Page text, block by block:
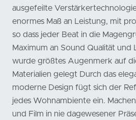
ausgefeilte
enormes Maß an Leistung, mit
so dass jeder Beat in die
Maximum an Sound Qualität und
wurde größtes Augenmerk auf
Materialien gelegt Durch das
moderne Design fügt sich der
jedes Wohnambiente ein.
und Film in nie dagewesener